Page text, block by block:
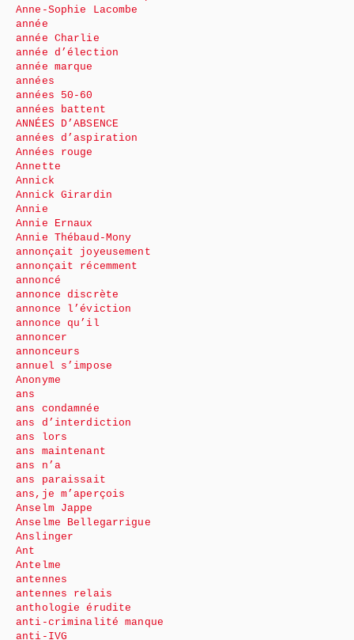
Anne-Sophie Lacombe
année
année Charlie
année d’élection
année marque
années
années 50-60
années battent
ANNÉES D’ABSENCE
années d’aspiration
Années rouge
Annette
Annick
Annick Girardin
Annie
Annie Ernaux
Annie Thébaud-Mony
annonçait joyeusement
annonçait récemment
annoncé
annonce discrète
annonce l’éviction
annonce qu’il
annoncer
annonceurs
annuel s’impose
Anonyme
ans
ans condamnée
ans d’interdiction
ans lors
ans maintenant
ans n’a
ans paraissait
ans,je m’aperçois
Anselm Jappe
Anselme Bellegarrigue
Anslinger
Ant
Antelme
antennes
antennes relais
anthologie érudite
anti-criminalité manque
anti-IVG